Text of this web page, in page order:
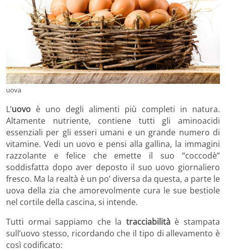
uova
L’uovo è uno degli alimenti più completi in natura.
Altamente nutriente, contiene tutti gli aminoacidi
essenziali per gli esseri umani e un grande numero di
vitamine. Vedi un uovo e pensi alla gallina, la immagini
razzolante e felice che emette il suo “coccodè”
soddisfatta dopo aver deposto il suo uovo giornaliero
fresco. Ma la realtà è un po’ diversa da questa, a parte le
uova della zia che amorevolmente cura le sue bestiole
nel cortile della cascina, si intende.
Tutti ormai sappiamo che la tracciabilitàè stampata
sull’uovo stesso, ricordando che il tipo di allevamento è
così codificato: